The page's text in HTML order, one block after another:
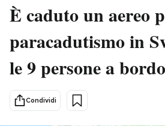
Italia
Politica
Tecnologia
Internet
Scienza
È caduto un aereo
paracadutismo in
le 9 persone a
Condividi